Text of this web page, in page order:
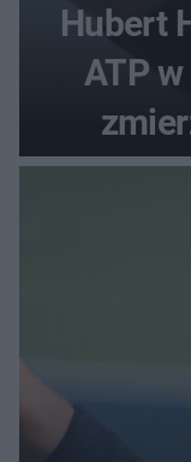
Hubert
ATP